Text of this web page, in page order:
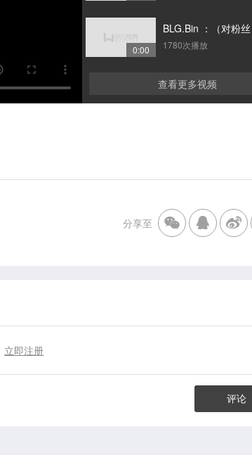
0:00 1780次播放
查看更多视频
分享至
立即注册
评论